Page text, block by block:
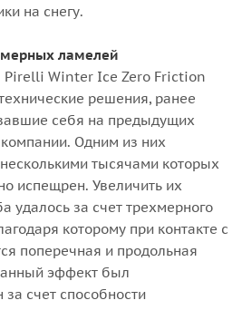
на снегу.
ламелей
Winter Ice Zero Friction
решения, ранее
себя на предыдущих
Одним из них
тысячами которых
испещрен. Увеличить их
удалось за счет трехмерного
которому при контакте с
поперечная и продольная
эффект был
счет способности